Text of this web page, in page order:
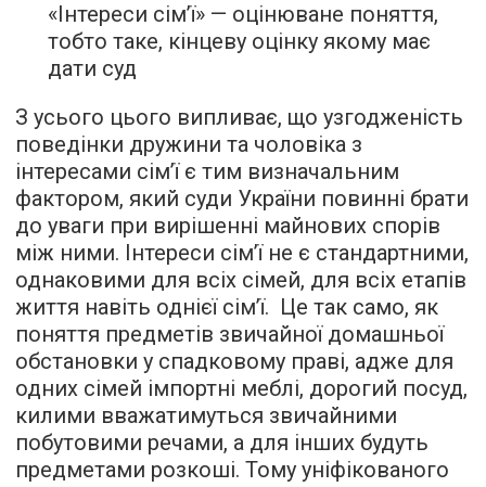
«Інтереси сім’ї» — оцінюване поняття,
тобто таке, кінцеву оцінку якому має
дати суд
З усього цього випливає, що узгодженість
поведінки дружини та чоловіка з
інтересами сім’ї є тим визначальним
фактором, який суди України повинні брати
до уваги при вирішенні майнових спорів
між ними. Інтереси сім’ї не є стандартними,
однаковими для всіх сімей, для всіх етапів
життя навіть однієї сім’ї. Це так само, як
поняття предметів звичайної домашньої
обстановки у спадковому праві, адже для
одних сімей імпортні меблі, дорогий посуд,
килими вважатимуться звичайними
побутовими речами, а для інших будуть
предметами розкоші. Тому уніфікованого